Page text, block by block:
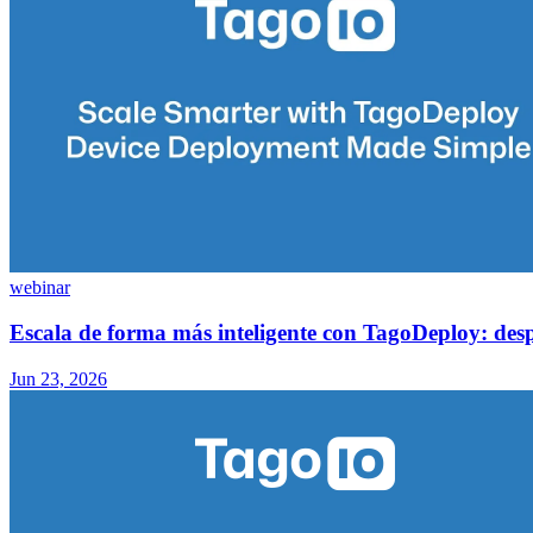
webinar
Escala de forma más inteligente con TagoDeploy:
Jun 23, 2026